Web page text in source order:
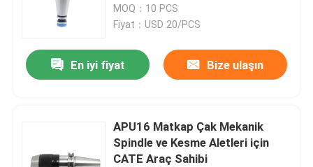
MOQ：10 PCS
Fiyat：USD 20/PCS
En iyi fiyat Bize ulaşın
APU16 Matkap Çak Mekanik
Spindle ve Kesme Aletleri için
CATE Araç Sahibi